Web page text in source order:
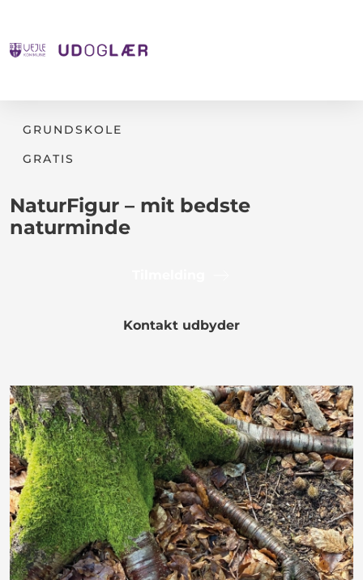
GRUNDSKOLE
GRATIS
NaturFigur – mit bedste
naturminde
Kontakt udbyder